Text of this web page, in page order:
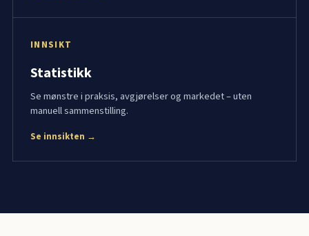
INNSIKT
Statistikk
Se mønstre i praksis, avgjørelser og markedet – uten
manuell sammenstilling.
Se innsikten →